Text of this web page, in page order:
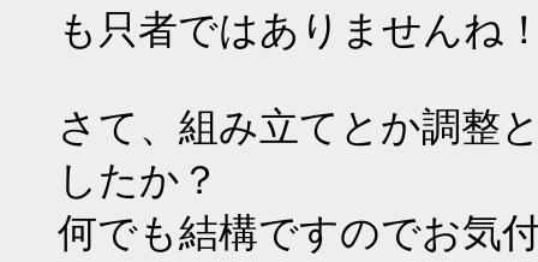
も只者ではありませんね
さて、組み立てとか調整
したか？
何でも結構ですのでお気